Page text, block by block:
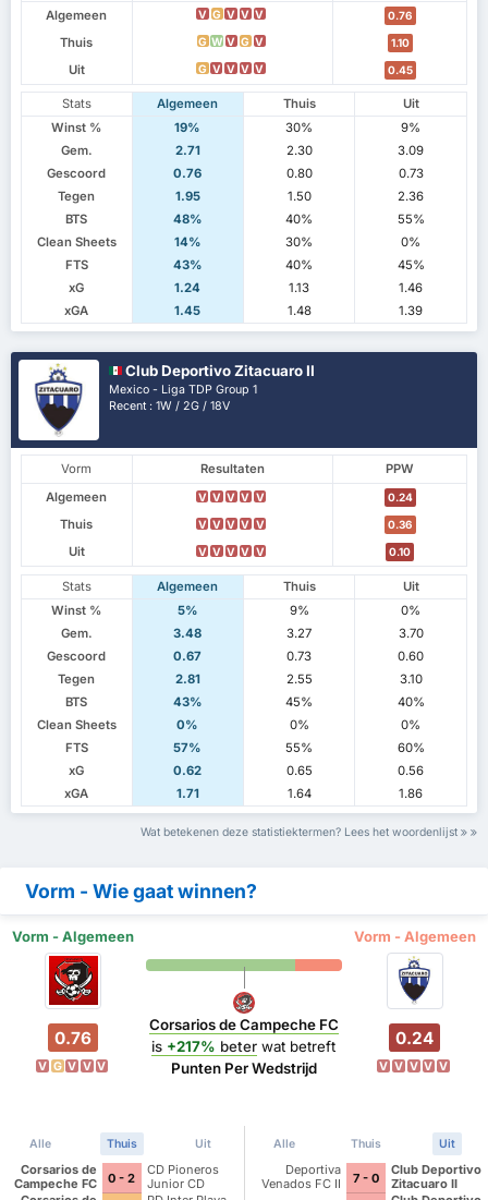
Algemeen
V G V V V 0.76
Thuis G W V G V 1.10
Uit G V V V V 0.45
Stats Algemeen Thuis
Uit
Winst %
19% 30%
9%
Gem.
2.71 2.30
3.09
Gescoord
0.76 0.80
0.73
Tegen
1.95 1.50
2.36
BTS
48% 40%
55%
Clean Sheets
14% 30%
0%
FTS
43% 40%
45%
xG
1.24 1.13
1.46
xGA
1.45 1.48 1.39
Club Deportivo Zitacuaro II
Mexico - Liga TDP Group 1
Recent : 1W / 2G / 18V
Vorm Resultaten
PPW
Algemeen
V V V V V 0.24
Thuis V V V V V 0.36
Uit V V V V V 0.10
Stats Algemeen Thuis
Uit
Winst %
5% 9%
0%
Gem.
3.48 3.27
3.70
Gescoord
0.67 0.73
0.60
Tegen
2.81 2.55
3.10
BTS
43% 45%
40%
Clean Sheets
0% 0%
0%
FTS
57% 55%
60%
xG
0.62 0.65
0.56
xGA
1.71 1.64 1.86
Wat betekenen deze statistiektermen? Lees het woordenlijst
Vorm - Wie gaat winnen?
Vorm - Algemeen Vorm - Algemeen
0.76
V G V V V
Corsarios de Campeche FC
is +217% beter wat betreft
Punten Per Wedstrijd
0.24
V V V V V
Alle Thuis Uit
Corsarios de
Campeche FC
0 - 2
CD Pioneros
Junior CD
Alle Thuis Uit
Deportiva
Venados FC II
7 - 0
Club Deportivo
Zitacuaro II